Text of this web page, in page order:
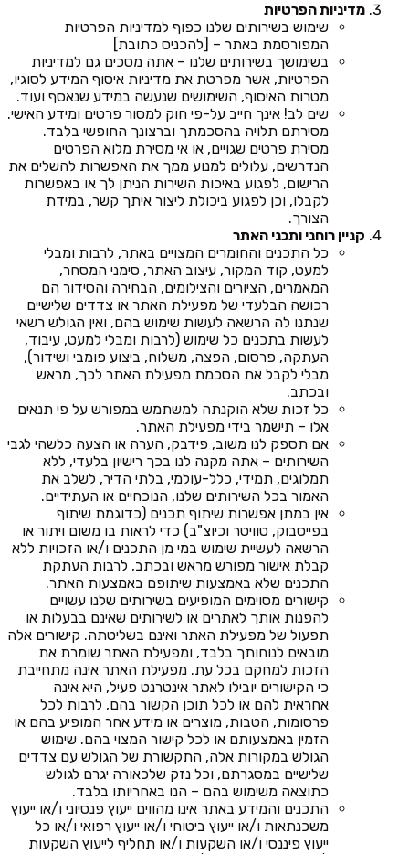
מדיניות הפרטיות
שימוש בשירותים שלנו כפוף למדיניות הפרטיות
המפורסמת באתר – [להכניס כתובת]
בשימושך בשירותים שלנו – אתה מסכים גם למדיניות
הפרטיות, אשר מפרטת את מדיניות איסוף המידע לסוגיו,
מטרות האיסוף, השימושים שנעשה במידע שנאסף ועוד.
שים לב! אינך חייב על-פי חוק למסור פרטים ומידע האישי.
מסירתם תלויה בהסכמתך וברצונך החופשי בלבד.
מסירת פרטים שגויים, או אי מסירת מלוא הפרטים
הנדרשים, עלולים למנוע ממך את האפשרות להשלים את
הרישום, לפגוע באיכות השירות הניתן לך או באפשרות
לקבלו, וכן לפגוע ביכולת ליצור איתך קשר, במידת
הצורך.
קניין רוחני ותכני האתר
כל התכנים והחומרים המצויים באתר, לרבות ומבלי
למעט, קוד המקור, עיצוב האתר, סימני המסחר,
המאמרים, הציורים והצילומים, הבחירה והסידור הם
רכושה הבלעדי של מפעילת האתר או צדדים שלישיים
שנתנו לה הרשאה לעשות שימוש בהם, ואין הגולש רשאי
לעשות בתכנים כל שימוש (לרבות ומבלי למעט, עיבוד,
העתקה, פרסום, הפצה, משלוח, ביצוע פומבי ושידור),
מבלי לקבל את הסכמת מפעילת האתר לכך, מראש
ובכתב.
כל זכות שלא הוקנתה למשתמש במפורש על פי תנאים
אלו – תישמר בידי מפעילת האתר.
אם תספק לנו משוב, פידבק, הערה או הצעה כלשהי לגבי
השירותים – אתה מקנה לנו בכך רישיון בלעדי, ללא
תמלוגים, תמידי, כלל-עולמי, בלתי הדיר, לשלב את
האמור בכל השירותים שלנו, הנוכחיים או העתידיים.
אין במתן אפשרות שיתוף תכנים (כדוגמת שיתוף
בפייסבוק, טוויטר וכיוצ"ב) כדי לראות בו משום ויתור או
הרשאה לעשיית שימוש במי מן התכנים ו/או הזכויות ללא
קבלת אישור מפורש מראש ובכתב, לרבות העתקת
התכנים שלא באמצעות שיתופם באמצעות האתר.
קישורים מסוימים המופיעים בשירותים שלנו עשויים
להפנות אותך לאתרים או לשירותים שאינם בבעלות או
תפעול של מפעילת האתר ואינם בשליטתה. קישורים אלה
מובאים לנוחותך בלבד, ומפעילת האתר שומרת את
הזכות למחקם בכל עת. מפעילת האתר אינה מתחייבת
כי הקישורים יובילו לאתר אינטרנט פעיל, היא אינה
אחראית להם או לכל תוכן הקשור בהם, לרבות לכל
פרסומות, הטבות, מוצרים או מידע אחר המופיע בהם או
הזמין באמצעותם או לכל קישור המצוי בהם. שימוש
הגולש במקורות אלה, התקשורת של הגולש עם צדדים
שלישיים במסגרתם, וכל נזק שלכאורה יגרם לגולש
כתוצאה משימוש בהם – הנו באחריותו בלבד.
התכנים והמידע באתר אינו מהווים ייעוץ פנסיוני ו/או ייעוץ
משכנתאות ו/או ייעוץ ביטוחי ו/או ייעוץ רפואי ו/או כל
ייעוץ פיננסי ו/או השקעות ו/או תחליף לייעוץ השקעות